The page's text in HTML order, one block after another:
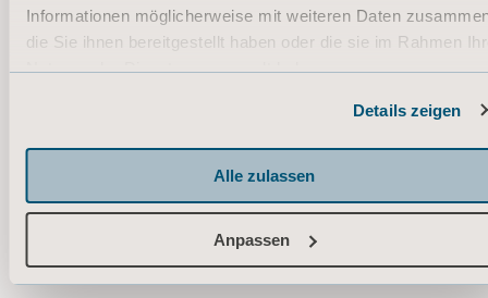
Informationen möglicherweise mit weiteren Daten
die Sie ihnen bereitgestellt haben oder die sie im Rahmen
Nutzung der Dienste gesammelt haben.
Details zeigen
Alle zulassen
Anpassen
* Bitte wenden Sie sich an Ihren Vertriebspartner vor Ort, ob das Produkt
in Ihrem Land verfügbar ist.
Ihnen gerne weiter.